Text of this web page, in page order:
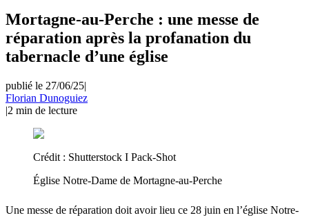
Mortagne-au-Perche : une messe de
réparation après la profanation du
tabernacle d’une église
publié le 27/06/25|
Florian Dunoguiez
|2 min de lecture
Crédit : Shutterstock I Pack-Shot
Église Notre-Dame de Mortagne-au-Perche
Une messe de réparation doit avoir lieu ce 28 juin en l’église Notre-